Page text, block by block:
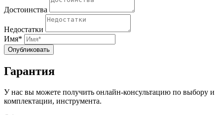
Достоинства
Недостатки
Имя*
Опубликовать
Гарантия
У нас вы можете получить онлайн-консультацию по выбору и
комплектации, инструмента.